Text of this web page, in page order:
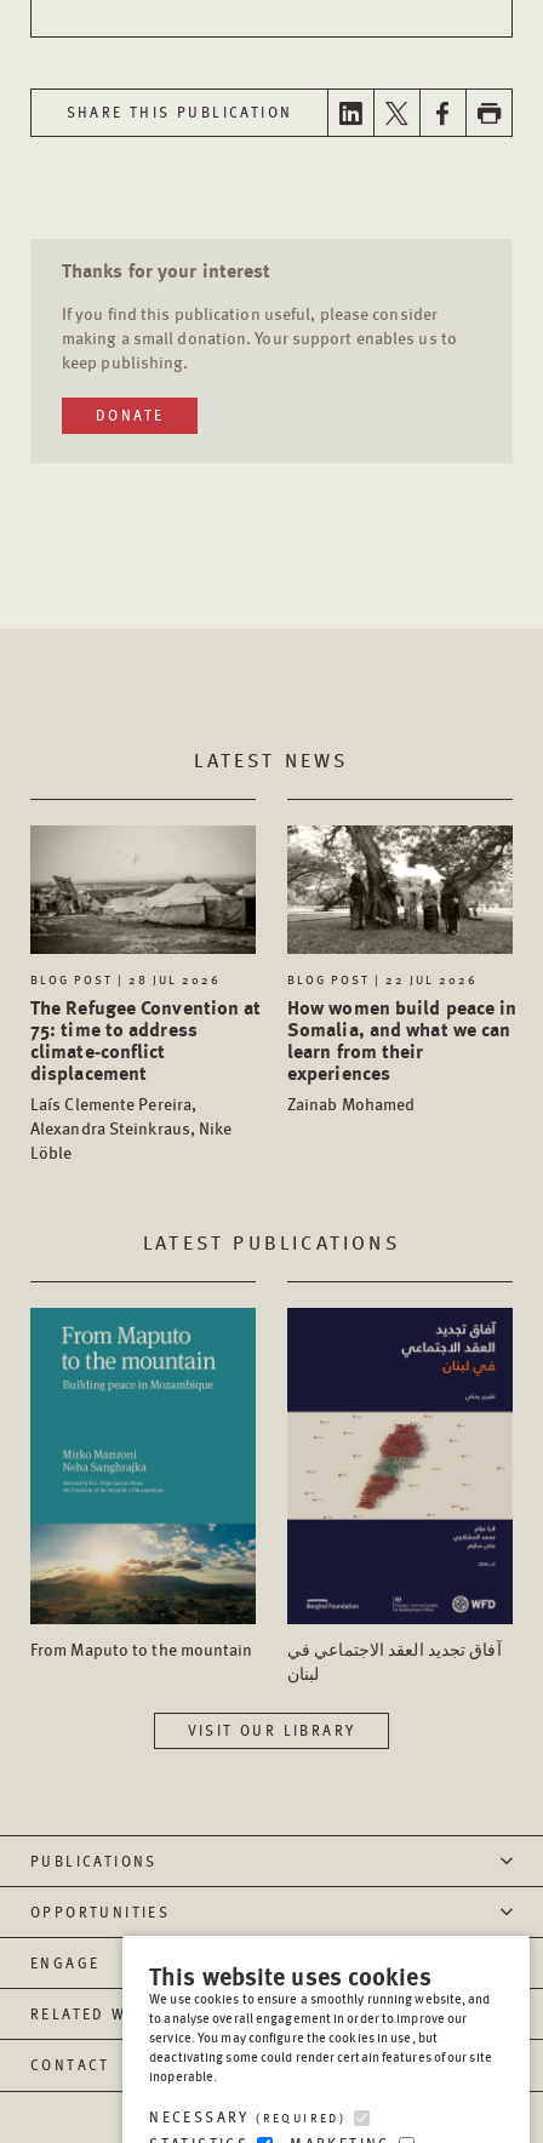
SHARE THIS PUBLICATION
Thanks for your interest
If you find this publication useful, please consider
making a small donation. Your support enables us to
keep publishing.
DONATE
LATEST NEWS
BLOG POST | 28 JUL 2026
The Refugee Convention at
75: time to address
climate-conflict
displacement
Laís Clemente Pereira,
Alexandra Steinkraus, Nike
Löble
BLOG POST | 22 JUL 2026
How women build peace in
Somalia, and what we can
learn from their
experiences
Zainab Mohamed
LATEST PUBLICATIONS
From Maputo to the mountain
آفاق تجدید العقد الاجتماعي في
لبنان
VISIT OUR LIBRARY
PUBLICATIONS
OPPORTUNITIES
ENGAGE
RELATED WEBSITES
CONTACT
This website uses cookies
We use cookies to ensure a smoothly running website, and
to analyse overall engagement in order to improve our
service. You may configure the cookies in use, but
deactivating some could render certain features of our site
inoperable.
NECESSARY(REQUIRED)